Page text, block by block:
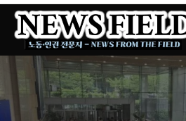
Skip
content
뉴스필드
노동·인권 전문지